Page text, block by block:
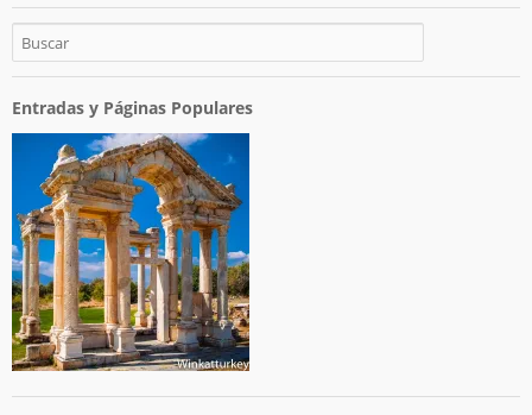
Entradas y Páginas Populares